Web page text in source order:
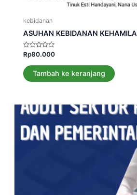
kebidanan
ASUHAN KEBIDANAN
Dinilai
dari
5
Rp80.000
Tambah ke keranjang